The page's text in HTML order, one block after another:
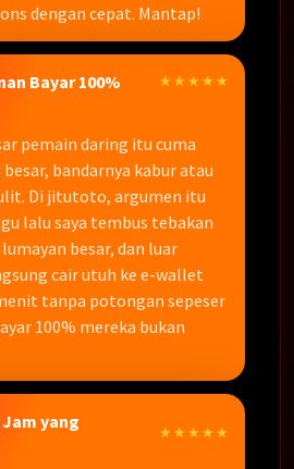
dengan cepat. Mantap!
Bayar 100% ★★★★★
pemain daring itu cuma
bandarnya kabur atau
Di jitutoto, argumen itu
lalu saya tembus tebakan
besar, dan luar
cair utuh ke e-wallet
tanpa potongan sepeser
100% mereka bukan
Jam yang
★★★★★